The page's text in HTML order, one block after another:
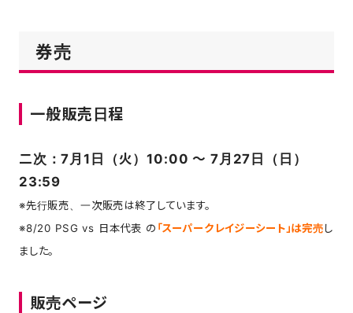
券売
一般販売日程
二次：7月1日（火）10:00 〜 7月27日（日）
23:59
※先行販売、一次販売は終了しています。
※8/20 PSG vs 日本代表 の 「スーパークレイジーシート」は完売し
ました。
販売ページ